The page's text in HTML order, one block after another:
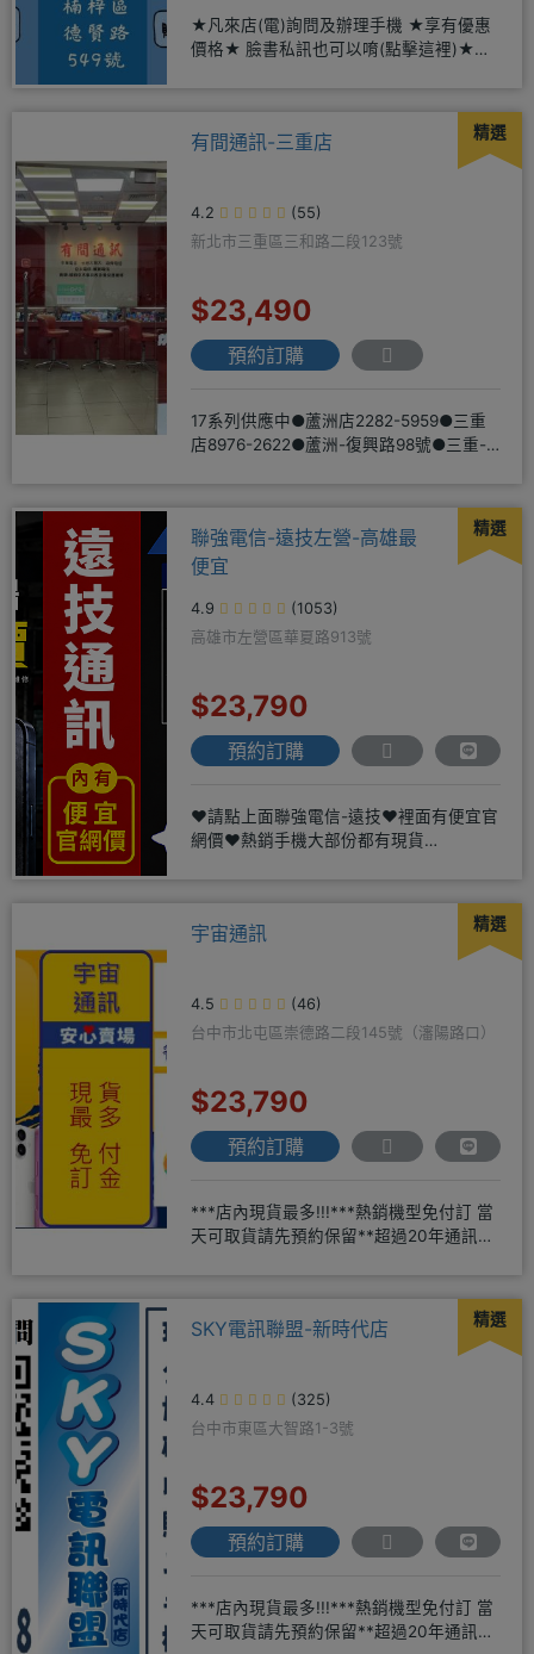
★凡來店(電)詢問及辦理手機 ★享有優惠
價格★ 臉書私訊也可以唷(點擊這裡)★免
精選
有間通訊-三重店
4.2
(55)
新北市三重區三和路二段123號
$23,490
預約訂購
17系列供應中●蘆洲店2282-5959●三重
店8976-2622●蘆洲-復興路98號●三重-
精選
聯強電信-遠技左營-高雄最
便宜
4.9
(1053)
高雄市左營區華夏路913號
$23,790
預約訂購
❤️請點上面聯強電信-遠技❤️裡面有便宜官
網價❤️熱銷手機大部份都有現貨
精選
宇宙通訊
4.5
(46)
台中市北屯區崇德路二段145號（瀋陽路口）
$23,790
預約訂購
***店內現貨最多!!!***熱銷機型免付訂 當
天可取貨請先預約保留**超過20年通訊經
精選
SKY電訊聯盟-新時代店
4.4
(325)
台中市東區大智路1-3號
$23,790
預約訂購
***店內現貨最多!!!***熱銷機型免付訂 當
天可取貨請先預約保留**超過20年通訊經